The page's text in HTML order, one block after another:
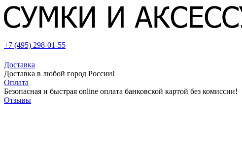
+7 (495) 298-01-55
Доставка
Доставка в любой город России!
Оплата
Безопасная и быстрая online оплата банковской картой без комиссии!
Отзывы